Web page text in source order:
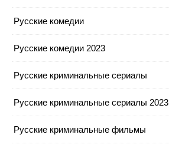
Русские комедии
Русские комедии 2023
Русские криминальные сериалы
Русские криминальные сериалы 2023
Русские криминальные фильмы